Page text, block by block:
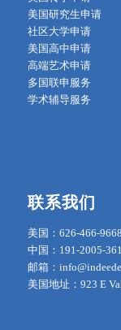
美国研究生申请
社区大学申请
美国高中申请
高端艺术申请
多国联申服务
学术辅导服务
联系我们
美国：626-466-9668
中国：191-2005-
邮箱：
美国地址：923 E